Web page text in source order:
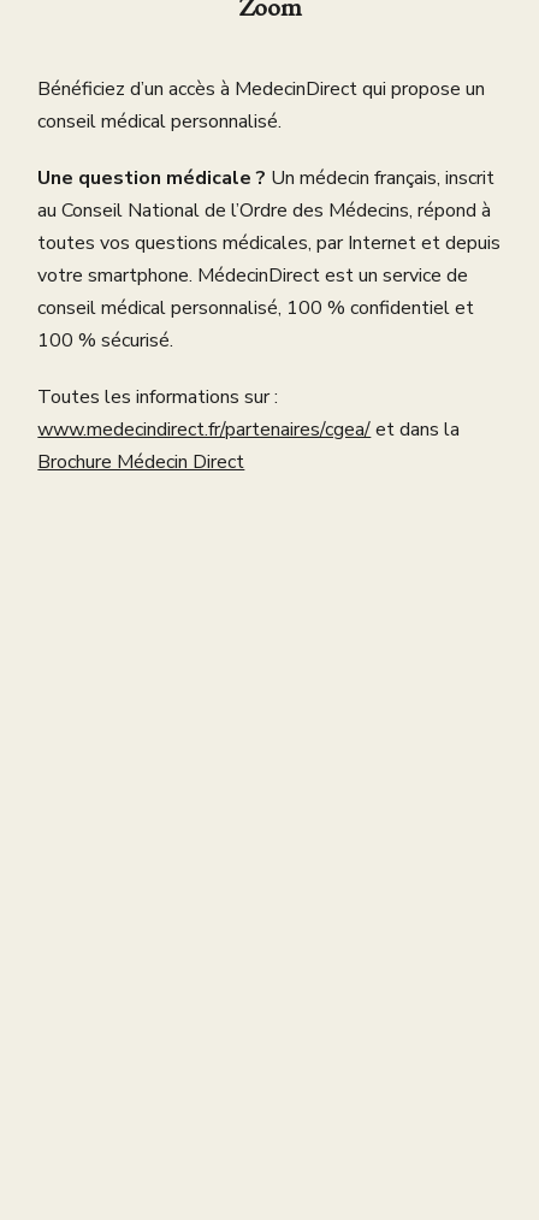
Bénéficiez d’un accès à MedecinDirect qui propose un
conseil médical personnalisé.
Une question médicale ? Un médecin français, inscrit
au Conseil National de l’Ordre des Médecins, répond à
toutes vos questions médicales, par Internet et depuis
votre smartphone. MédecinDirect est un service de
conseil médical personnalisé, 100 % confidentiel et
100 % sécurisé.
Toutes les informations sur :
www.medecindirect.fr/partenaires/cgea/et dans la
Brochure Médecin Direct